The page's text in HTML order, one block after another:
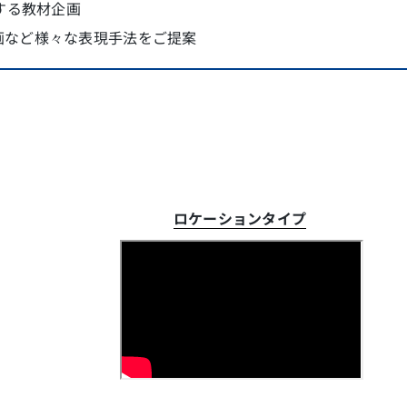
る教材企画
など様々な表現手法をご提案
ロケーションタイプ